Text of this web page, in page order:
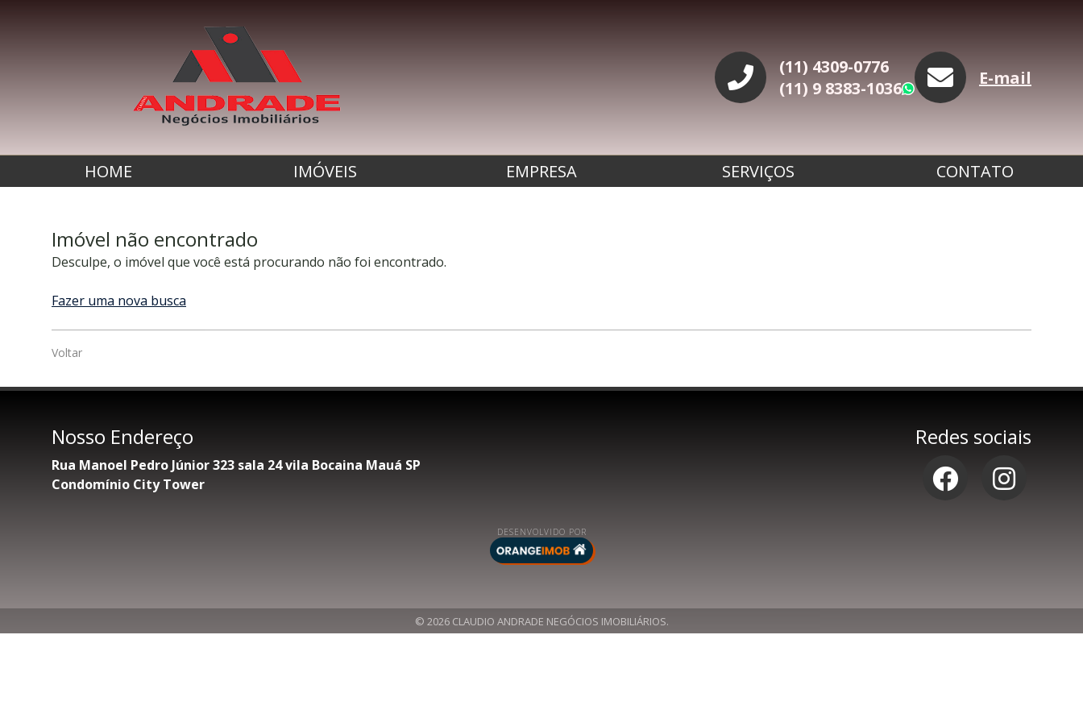
(11) 4309-0776
(11) 9 8383-1036
WhatsApp
E-mail
HOME IMÓVEIS EMPRESA SERVIÇOS CONTATO
Imóvel não encontrado
Desculpe, o imóvel que você está procurando não foi encontrado.
Fazer uma nova busca
Voltar
Nosso Endereço
Rua Manoel Pedro Júnior 323 sala 24 vila Bocaina Mauá SP
Condomínio City Tower
Redes sociais
DESENVOLVIDO POR
© 2026 CLAUDIO ANDRADE NEGÓCIOS IMOBILIÁRIOS.